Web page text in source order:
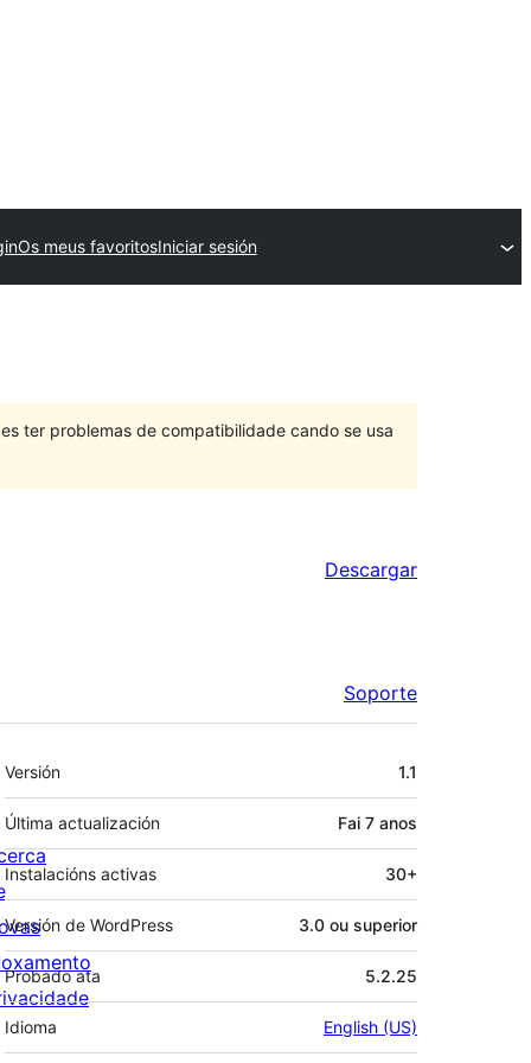
Os meus favoritosIniciar sesión
ter problemas de compatibilidade cando se usa
Descargar
Soporte
Meta
Versión 1.1
Última actualización Fai 7 anos
Instalacións activas 30+
Versión de WordPress 3.0 ou superior
Probado ata 5.2.25
Idioma English (US)